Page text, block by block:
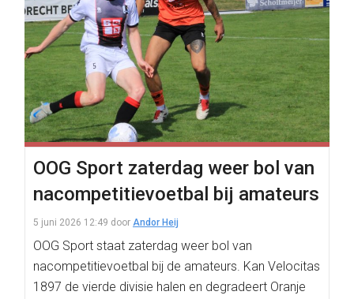
OOG Sport zaterdag weer bol van
nacompetitievoetbal bij amateurs
5 juni 2026 12:49 door Andor Heij
OOG Sport staat zaterdag weer bol van
nacompetitievoetbal bij de amateurs. Kan Velocitas
1897 de vierde divisie halen en degradeert Oranje